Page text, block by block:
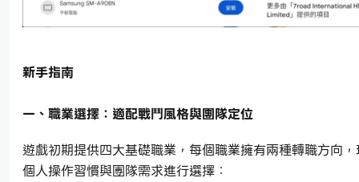
新手指南
一、職業選擇：適配戰鬥風格與團隊定位
遊戲初期提供四大基礎職業，每個職業擁有兩種轉職方向
個人操作習慣與團隊需求進行選擇：